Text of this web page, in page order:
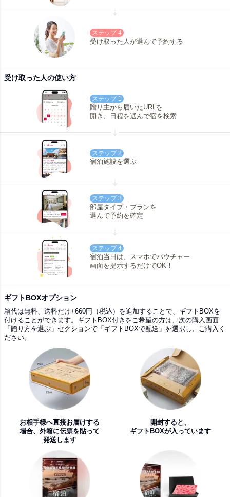
ステップ 4
受け取った人が選んで予約する
受け取った人の使い方
ステップ 1
贈り主から届いたURLを
開き、日程を選んで宿を検索
ステップ 2
宿泊施設を選ぶ
ステップ 3
部屋タイプ・プランを
選んで予約を確定
ステップ 4
宿泊当日は、スマホでバウチャー
画面を提示するだけでOK！
ギフトBOXオプション
箱代は無料、送料だけ+660円（税込）を追加することで、ギフトBOXを
付けることができます。ギフトBOX付きをご希望の方は、次の購入画面
「贈り方を選ぶ」セクションで「ギフトBOXで配送」を選択し、ご購入く
ださい。
お相手様へ直接お届けする
場合、外箱に伝票を貼って
発送します
開封すると、
ギフトBOXが入っています